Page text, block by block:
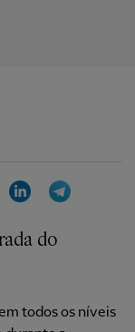
LinkedIn
do
todos os níveis